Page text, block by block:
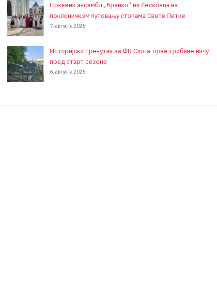
Црквени ансамбл „Бранко“ из Лесковца на
поклоничком путовању стопама Свете Петке
7. августа 2026.
Историјски тренутак за ФК Слога, прве трибине ничу
пред старт сезоне
6. августа 2026.